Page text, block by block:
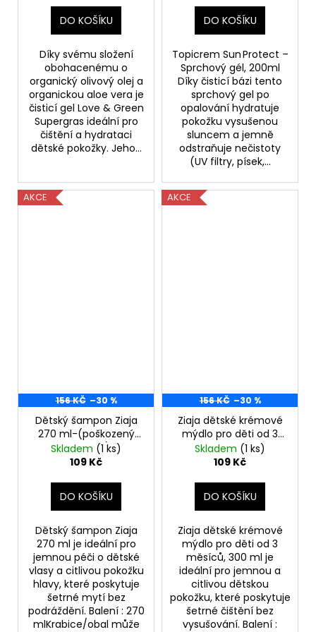
DO KOŠÍKU
Díky svému složení
obohacenému o
organický olivový olej a
organickou aloe vera je
čisticí gel Love & Green
Supergras ideální pro
čištění a hydrataci
dětské pokožky. Jeho...
DO KOŠÍKU
Topicrem Sun Protect –
Sprchový gél, 200ml
Díky čisticí bázi tento
sprchový gel po
opalování hydratuje
pokožku vysušenou
sluncem a jemně
odstraňuje nečistoty
(UV filtry, písek,...
AKCE
156 KČ –30 %
Dětský šampon Ziaja
270 ml-(poškozený
aplikátor)
Skladem (1 ks)
109 Kč
DO KOŠÍKU
Dětský šampon Ziaja
270 ml je ideální pro
jemnou péči o dětské
vlasy a citlivou pokožku
hlavy, které poskytuje
šetrné mytí bez
podráždění. Balení : 270
mlKrabice/obal může
AKCE
156 KČ –30 %
Ziaja dětské krémové
mýdlo pro děti od 3
měsíců, 300 ml-
(poškozený aplikátor)
Skladem (1 ks)
109 Kč
DO KOŠÍKU
Ziaja dětské krémové
mýdlo pro děti od 3
měsíců, 300 ml je
ideální pro jemnou a
citlivou dětskou
pokožku, které poskytuje
šetrné čištění bez
vysušování. Balení :